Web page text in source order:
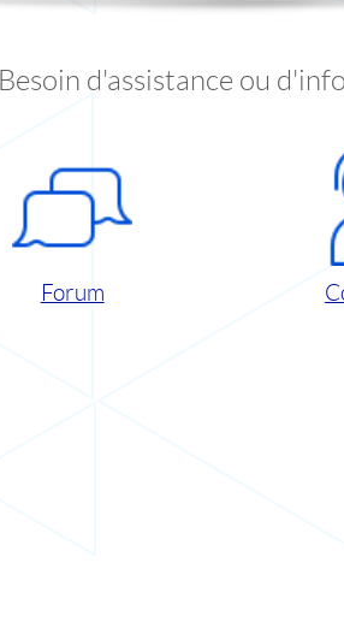
Besoin d'assistance ou
Forum